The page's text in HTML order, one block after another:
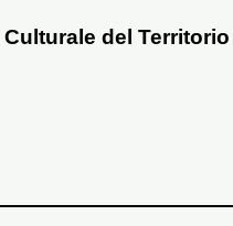
del Territorio